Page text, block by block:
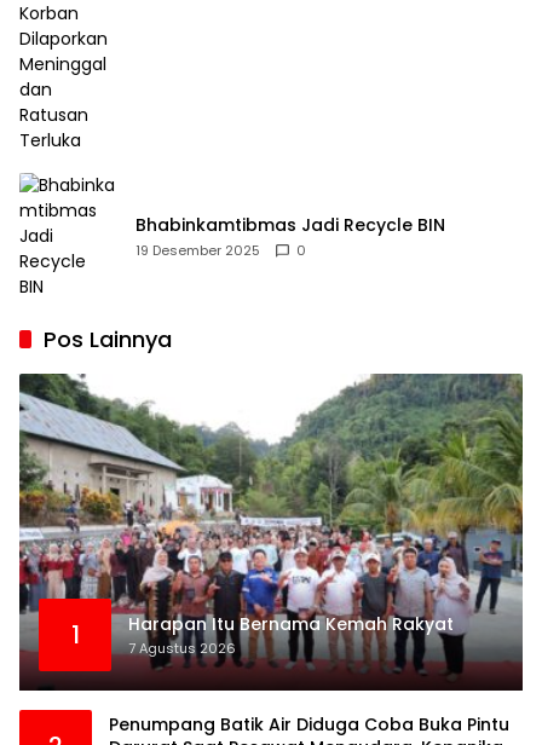
Bhabinkamtibmas Jadi Recycle BIN
19 Desember 2025 0
Pos Lainnya
1 Harapan Itu Bernama Kemah Rakyat
7 Agustus 2026
Penumpang Batik Air Diduga Coba Buka Pintu